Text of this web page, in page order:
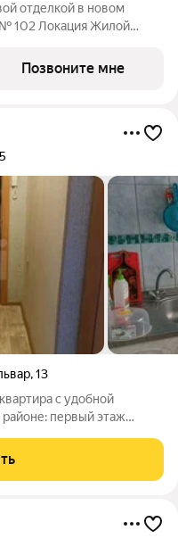
отделкой в новом
102 Локация Жилой
по-соседству
Позвоните мне
,13
с удобной
первый этаж
ремонт вся